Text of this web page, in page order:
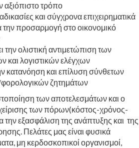
αξιόπιστο τρόπο
και σύγχρονα επιχειρηματικά
την προσαρμογή στο οικονομικό
την ολιστική αντιμετώπιση των
και λογιστικών ελέγχων
κατανόηση και επίλυση σύνθετων
φορολογικών ζητημάτων
των αποτελεσμάτων και ο
των πόρων(κόστος-χρόνος-
την εξασφάλιση της ανάπτυξης και της
Πελάτες μας είναι φυσικά
μη κερδοσκοπικοί οργανισμοί,